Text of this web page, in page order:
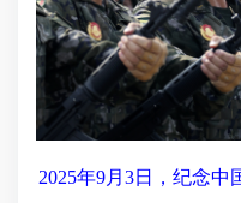
2025年9月3日，纪念